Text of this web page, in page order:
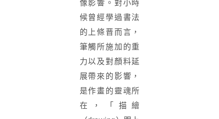
像影響。對小時
候曾經學過書法
的上條晋而言，
筆觸所施加的重
力以及對顏料延
展帶來的影響，
是作畫的靈魂所
在，「描繪